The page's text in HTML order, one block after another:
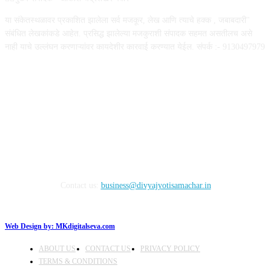
business@divyajyotisamachar.in
Web Design by: MKdigitalseva.com
ABOUT US CONTACT US
PRIVACY POLICY
TERMS & CONDITIONS